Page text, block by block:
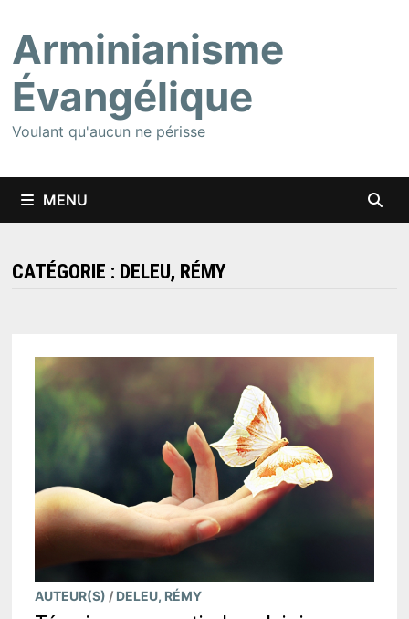
contenu
Arminianisme
Évangélique
Voulant qu'aucun ne périsse
MENU
CATÉGORIE : DELEU, RÉMY
AUTEUR(S) / DELEU, RÉMY